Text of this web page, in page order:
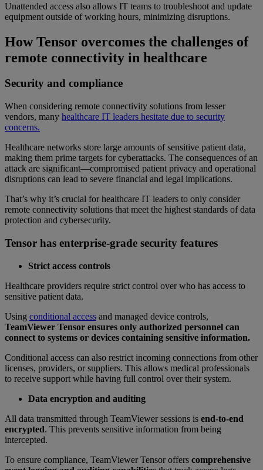
Unattended access also allows IT teams to troubleshoot and update
equipment outside of working hours, minimizing disruptions.
How Tensor overcomes the challenges of
remote connectivity in healthcare
Security and compliance
When considering remote connectivity solutions from lesser
vendors, many healthcare IT leaders hesitate due to security
concerns.
Healthcare networks store large amounts of sensitive patient data,
making them prime targets for cyberattacks. The consequences of an
attack are significant—compromised patient privacy and operational
disruptions can lead to severe financial and legal implications.
That’s why it’s crucial for healthcare IT leaders to only consider
remote connectivity solutions that meet the highest standards of data
protection and cybersecurity.
Tensor has enterprise-grade security features
Strict access controls
Healthcare providers require strict control over who has access to
sensitive patient data.
Using conditional access and managed device controls,
TeamViewer Tensor ensures only authorized personnel can
connect to systems or devices containing sensitive information.
Conditional access can also restrict incoming connections from other
licenses, providers, or suppliers. This allows medical professionals
to receive support while having full control over their system.
Data encryption and auditing
All data transmitted through TeamViewer sessions is end-to-end
encrypted. This prevents sensitive information from being
intercepted.
To ensure compliance, TeamViewer Tensor offers comprehensive